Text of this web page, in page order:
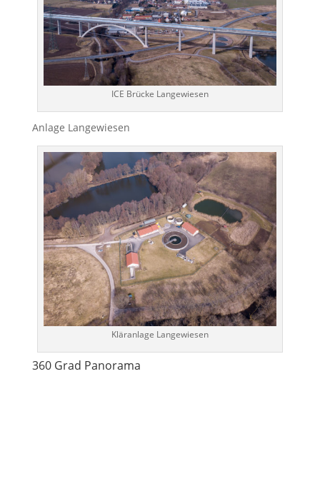
ICE Brücke Langewiesen
Anlage Langewiesen
Kläranlage Langewiesen
360 Grad Panorama